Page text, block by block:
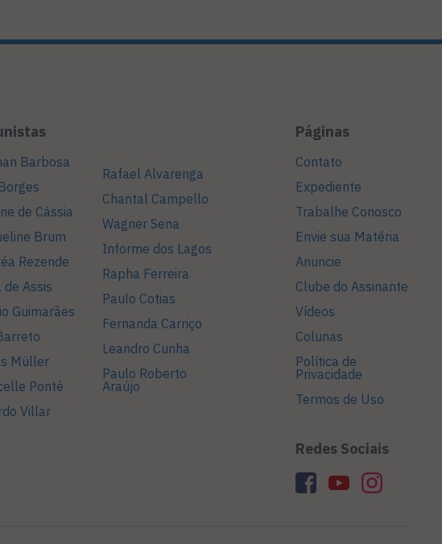
Barbosa
de Cássia
Brum
Rezende
de Assis
Guimarães
Müller
Ponté
Villar
Rafael Alvarenga
Chantal Campello
Wagner Sena
Informe dos Lagos
Rapha Ferreira
Paulo Cotias
Fernanda Carriço
Leandro Cunha
Paulo Roberto
Araújo
Páginas
Contato
Expediente
Trabalhe Conosco
Envie sua Matéria
Anuncie
Clube do Assinante
Vídeos
Colunas
Política de
Privacidade
Termos de Uso
Redes Sociais